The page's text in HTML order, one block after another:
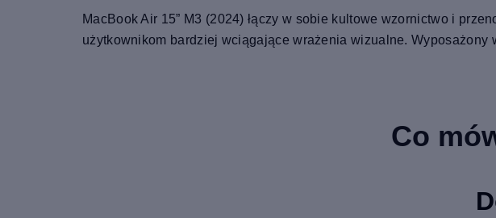
MacBook Air 15” M3 (2024) łączy w sobie kultowe wzornictwo i
użytkownikom bardziej wciągające wrażenia wizualne.
Co